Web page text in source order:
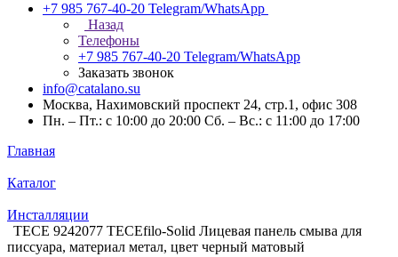
+7 985 767-40-20 Telegram/WhatsApp
Назад
Телефоны
+7 985 767-40-20 Telegram/WhatsApp
Заказать звонок
info@catalano.su
Москва, Нахимовский проспект 24, стр.1, офис 308
Пн. – Пт.: с 10:00 до 20:00 Сб. – Вс.: с 11:00 до 17:00
Главная
Каталог
Инсталляции
TECE 9242077 TECEfilo-Solid Лицевая панель смыва для
писсуара, материал метал, цвет черный матовый